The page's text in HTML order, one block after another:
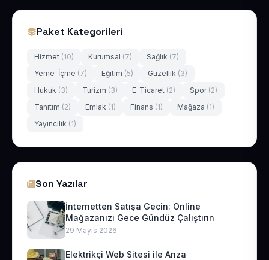
Paket Kategorileri
Hizmet (10) Kurumsal (7) Sağlık (7)
Yeme-İçme (7) Eğitim (5) Güzellik (3)
Hukuk (3) Turizm (3) E-Ticaret (2) Spor (2)
Tanıtım (2) Emlak (1) Finans (1) Mağaza (1)
Yayıncılık (1)
Son Yazılar
İnternetten Satışa Geçin: Online
Mağazanızı Gece Gündüz Çalıştırın
29 Mayıs 2026
Elektrikçi Web Sitesi ile Arıza